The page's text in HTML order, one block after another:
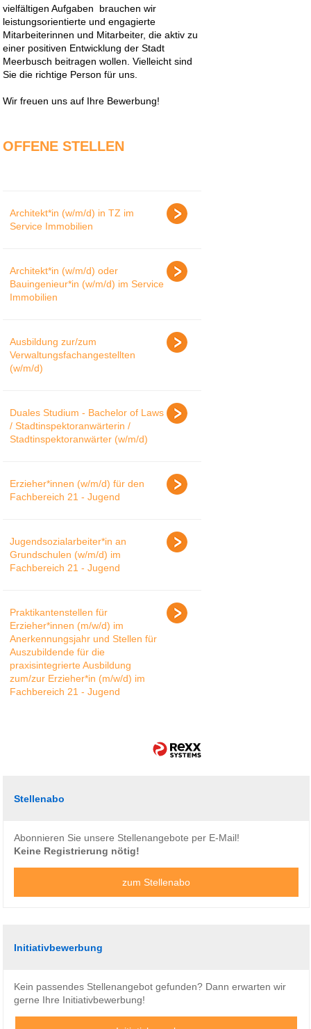
vielfältigen Aufgaben brauchen wir
leistungsorientierte und engagierte
Mitarbeiterinnen und Mitarbeiter, die aktiv zu
einer positiven Entwicklung der Stadt
Meerbusch beitragen wollen. Vielleicht sind
Sie die richtige Person für uns.
Wir freuen uns auf Ihre Bewerbung!
OFFENE STELLEN
Architekt*in (w/m/d) in TZ im
Service Immobilien
Architekt*in (w/m/d) oder
Bauingenieur*in (w/m/d) im Service
Immobilien
Ausbildung zur/zum
Verwaltungsfachangestellten
(w/m/d)
Duales Studium - Bachelor of Laws
/ Stadtinspektoranwärterin /
Stadtinspektoranwärter (w/m/d)
Erzieher*innen (w/m/d) für den
Fachbereich 21 - Jugend
Jugendsozialarbeiter*in an
Grundschulen (w/m/d) im
Fachbereich 21 - Jugend
Praktikantenstellen für
Erzieher*innen (m/w/d) im
Anerkennungsjahr und Stellen für
Auszubildende für die
praxisintegrierte Ausbildung
zum/zur Erzieher*in (m/w/d) im
Fachbereich 21 - Jugend
Stellenabo
Abonnieren Sie unsere Stellenangebote per E-Mail!
Keine Registrierung nötig!
zum Stellenabo
Initiativbewerbung
Kein passendes Stellenangebot gefunden? Dann erwarten wir
gerne Ihre Initiativbewerbung!